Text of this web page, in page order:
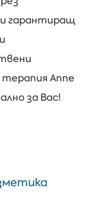
гарантиращ
терапия Anne
за Вас!